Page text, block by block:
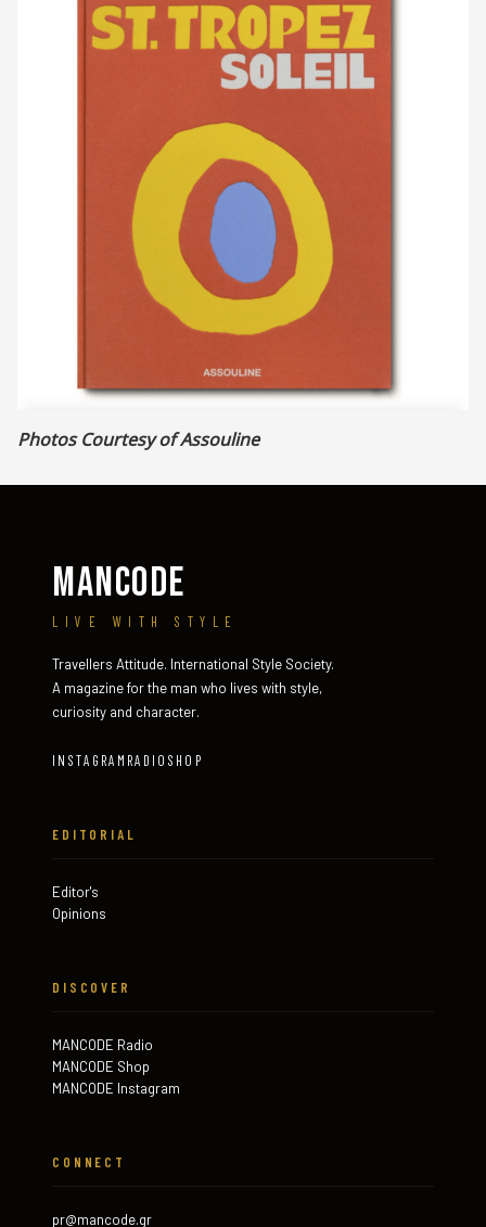
Photos Courtesy of Assouline
MANCODE
LIVE WITH STYLE
Travellers Attitude. International Style Society.
A magazine for the man who lives with style,
curiosity and character.
INSTAGRAM RADIO SHOP
EDITORIAL
Editor's
Opinions
DISCOVER
MANCODE Radio
MANCODE Shop
MANCODE Instagram
CONNECT
pr@mancode.gr